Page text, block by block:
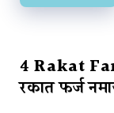
4 Rakat
रकात फर्ज